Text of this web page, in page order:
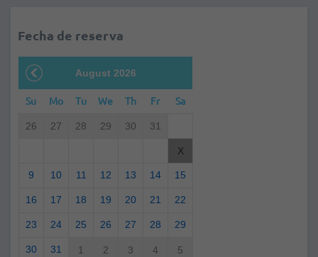
Fecha de reserva
August 2026
Su Mo Tu We Th Fr Sa
26 27 28 29 30 31
X
9 10 11 12 13 14 15
16 17 18 19 20 21 22
23 24 25 26 27 28 29
30 31 1 2 3 4 5